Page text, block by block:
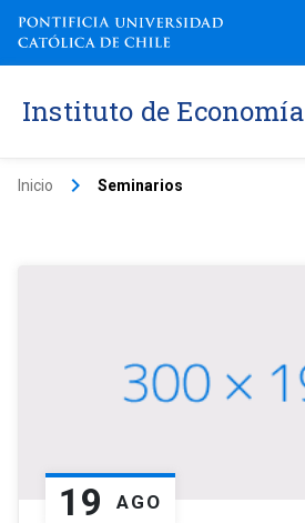
Instituto de Economía
Inicio keyboard_arrow_right Seminarios
19 AGO